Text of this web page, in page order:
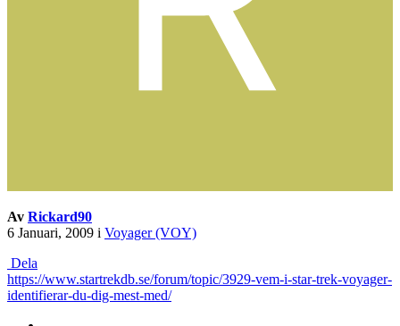
Av Rickard90
6 Januari, 2009 i Voyager (VOY)
Dela
https://www.startrekdb.se/forum/topic/3929-vem-i-star-trek-voyager-
identifierar-du-dig-mest-med/